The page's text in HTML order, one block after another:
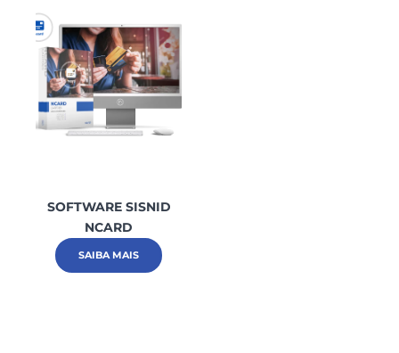
SOFTWARE SISNID
NCARD
SAIBA MAIS